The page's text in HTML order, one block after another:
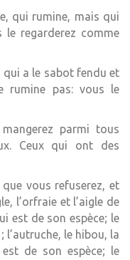
qui rumine, mais qui
le regarderez comme
qui a le sabot fendu et
rumine pas: vous le
parmi tous
Ceux qui ont des
vous refuserez, et
l’orfraie et l’aigle de
est de son espèce; le
l’autruche, le hibou, la
de son espèce; le